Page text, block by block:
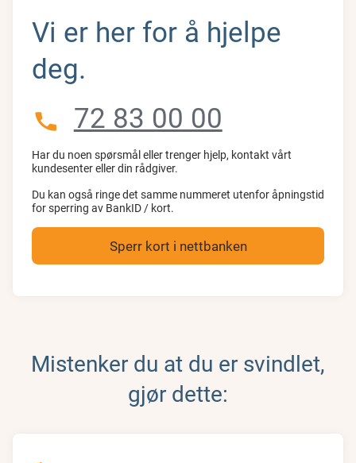
Vi er her for å hjelpe
deg.
Har du noen spørsmål eller trenger hjelp, kontakt vårt
kundesenter eller din rådgiver.
72 83 00 00
Du kan også ringe det samme nummeret utenfor åpningstid
for sperring av BankID / kort.
Sperr kort i nettbanken
Mistenker du at du er svindlet,
gjør dette: